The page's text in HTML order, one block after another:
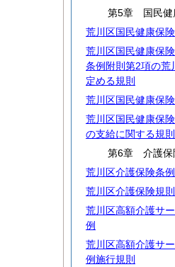
第5章 国民健
荒川区国民健康保
荒川区国民健康保
条例附則第2項の荒
定める規則
荒川区国民健康保
荒川区国民健康保
の支給に関する規則
第6章 介護保
荒川区介護保険条例
荒川区介護保険規則
荒川区高額介護サ
例
荒川区高額介護サ
例施行規則